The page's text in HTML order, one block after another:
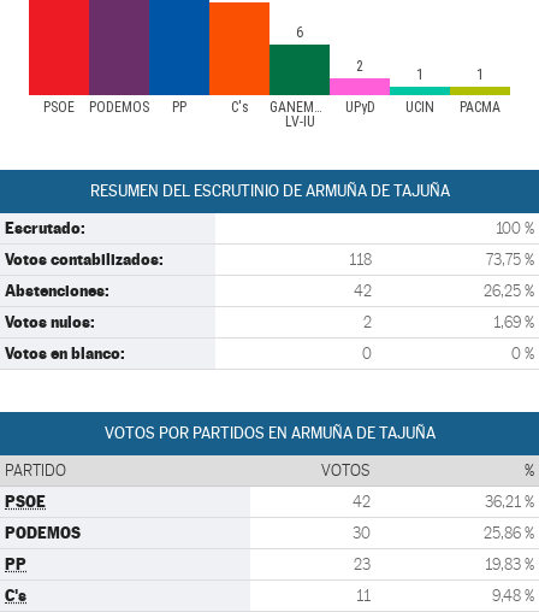
PSOE PODEMOS PP C's
GANEMOS-
LV-IU
UPyD UCIN PACMA
6
2
1 1
RESUMEN DEL ESCRUTINIO DE ARMUÑA DE TAJUÑA
Escrutado: 100 %
Votos contabilizados: 118 73,75 %
Abstenciones: 42 26,25 %
Votos nulos: 2 1,69 %
Votos en blanco: 0 0 %
VOTOS POR PARTIDOS EN ARMUÑA DE TAJUÑA
PARTIDO VOTOS %
PSOE 42 36,21 %
PODEMOS 30 25,86 %
PP 23 19,83 %
C's 11 9,48 %